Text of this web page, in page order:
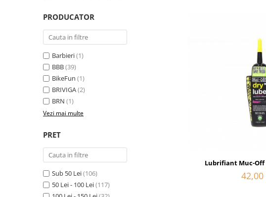
PRODUCATOR
Barbieri(1)
BBB(39)
BikeFun (1)
BRIVIGA(2)
BRN (1)
Vezi mai multe
PRET
Sub 50 Lei(106)
50 Lei - 100 Lei(117)
Lubrifiant Muc-Off
42,00